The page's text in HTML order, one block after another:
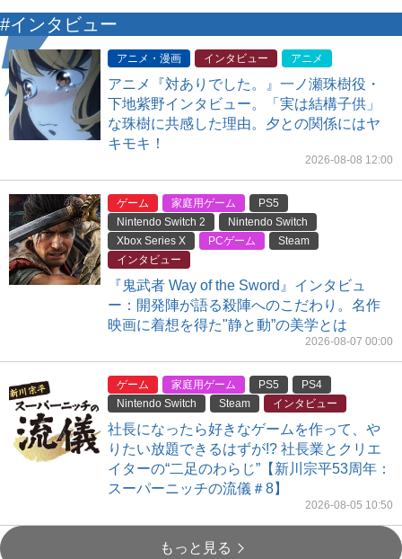
#インタビュー
アニメ・漫画 インタビュー アニメ
アニメ『対ありでした。』一ノ瀬珠樹役・
下地紫野インタビュー。「実は結構子供」
な珠樹に共感した理由。夕との関係にはヤ
キモキ！
2026-08-08 12:00
ゲーム 家庭用ゲーム
PS5
Nintendo Switch 2
Nintendo Switch
Xbox Series X
PCゲーム
Steam
インタビュー
『鬼武者 Way of the Sword』インタビュ
ー：開発陣が語る殺陣へのこだわり。名作
映画に着想を得た"静と動”の美学とは
2026-08-07 00:00
ゲーム 家庭用ゲーム PS5
PS4
Nintendo Switch
Steam インタビュー
社長になったら好きなゲームを作って、や
りたい放題できるはずが!? 社長業とクリエ
イターの“二足のわらじ”【新川宗平53周年：
スーパーニッチの流儀＃8】
2026-08-05 10:50
もっと見る